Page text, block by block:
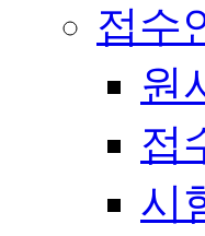
접수
원
접
시